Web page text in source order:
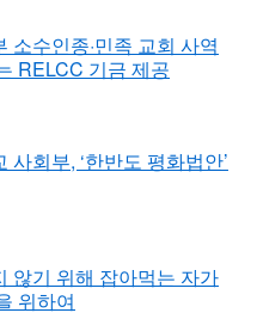
소수인종·민족 교회 사역
RELCC 기금 제공
사회부, ‘한반도 평화법안’
않기 위해 잡아먹는 자가
위하여